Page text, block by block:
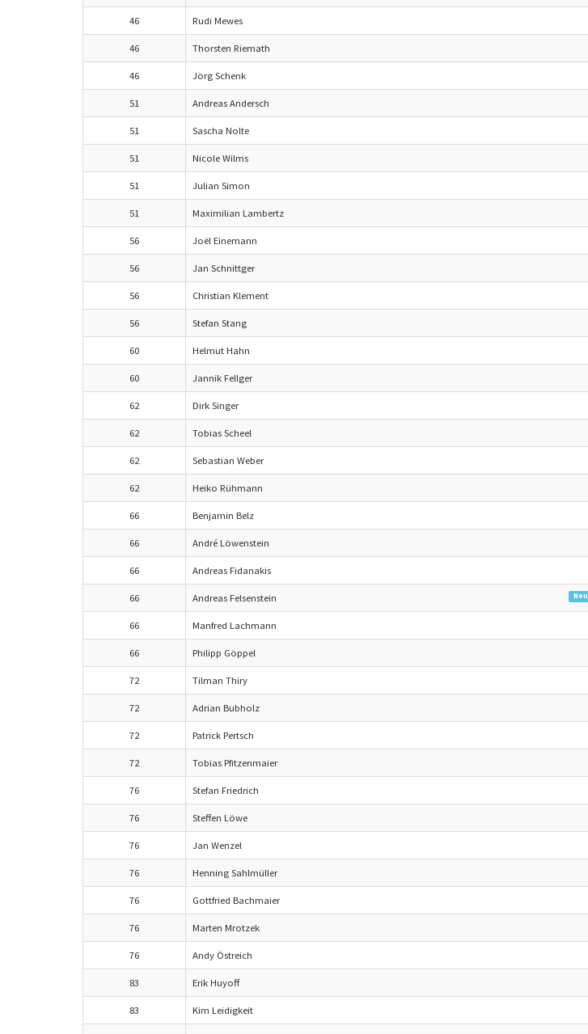
46 Rudi Mewes
46 Thorsten Riemath
46 Jörg Schenk
51 Andreas Andersch
51 Sascha Nolte
51 Nicole Wilms
51 Julian Simon
51 Maximilian Lambertz
56 Joël Einemann
56 Jan Schnittger
56 Christian Klement
56 Stefan Stang
60 Helmut Hahn
60 Jannik Fellger
62 Dirk Singer
62 Tobias Scheel
62 Sebastian Weber
62 Heiko Rühmann
66 Benjamin Belz
66 André Löwenstein
66 Andreas Fidanakis
66 Andreas Felsenstein Neu
66 Manfred Lachmann
66 Philipp Göppel
72 Tilman Thiry
72 Adrian Bubholz
72 Patrick Pertsch
72 Tobias Pfitzenmaier
76 Stefan Friedrich
76 Steffen Löwe
76 Jan Wenzel
76 Henning Sahlmüller
76 Gottfried Bachmaier
76 Marten Mrotzek
76 Andy Östreich
83 Erik Huyoff
83 Kim Leidigkeit